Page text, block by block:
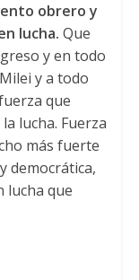
obrero y
lucha. Que
y en todo
y a todo
que
lucha. Fuerza
más fuerte
democrática,
lucha que